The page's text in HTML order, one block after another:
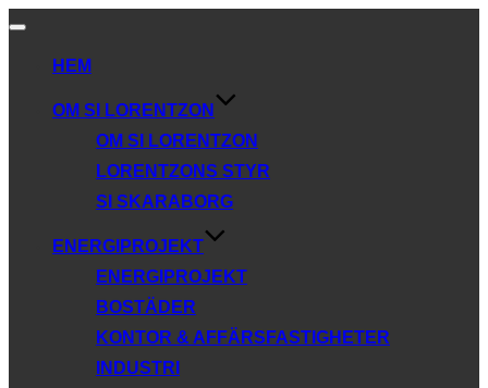
Slå
navigering
HEM
OM SI LORENTZON
OM SI LORENTZON
LORENTZONS STYR
SI SKARABORG
ENERGIPROJEKT
ENERGIPROJEKT
BOSTÄDER
KONTOR & AFFÄRSFASTIGHETER
INDUSTRI